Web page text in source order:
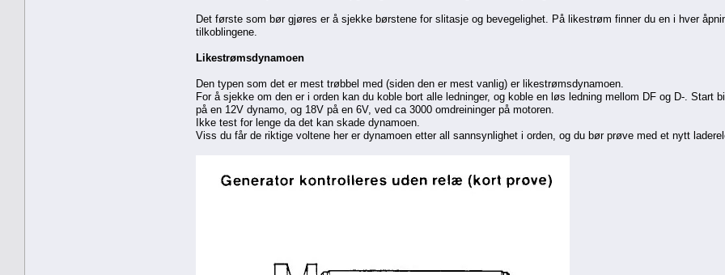
Det første som bør gjøres er å sjekke børstene for slitasje og bevegelighet. På likestrøm finner du en i hver
tilkoblingene.
Likestrømsdynamoen
Den typen som det er mest trøbbel med (siden den er mest vanlig) er likestrømsdynamoen.
For å sjekke om den er i orden kan du koble bort alle ledninger, og koble en løs ledning mellom DF og D-.
på en 12V dynamo, og 18V på en 6V, ved ca 3000 omdreininger på motoren.
Ikke test for lenge da det kan skade dynamoen.
Viss du får de riktige voltene her er dynamoen etter all sannsynlighet i orden, og du bør prøve med et nytt